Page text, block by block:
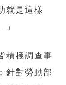
就是這樣
」
積極調查事
針對勞動部